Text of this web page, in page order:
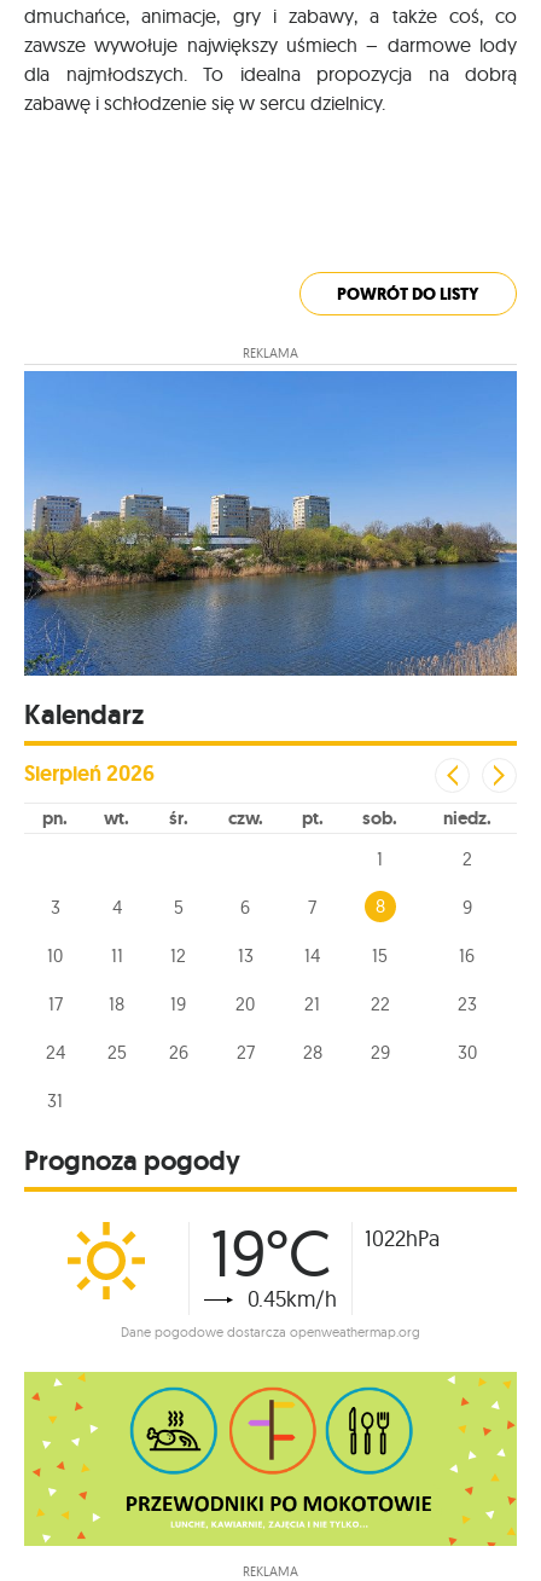
dmuchańce, animacje, gry i zabawy, a także coś, co
zawsze wywołuje największy uśmiech – darmowe lody
dla najmłodszych. To idealna propozycja na dobrą
zabawę i schłodzenie się w sercu dzielnicy.
POWRÓT DO LISTY
REKLAMA
Kalendarz
Sierpień2026
pn wt śr czw pt sob niedz
1 2
3 4 5 6 7 8 9
10 11 12 13 14 15 16
17 18 19 20 21 22 23
24 25 26 27 28 29 30
31
Prognoza pogody
19°C
0.45km/h
1022hPa
Dane pogodowe dostarcza openweathermap.org
REKLAMA